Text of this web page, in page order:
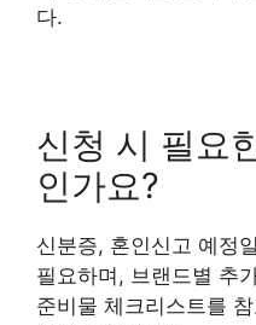
다.
신청 시 필요
인가요?
신분증, 혼인신고 예정
필요하며, 브랜드별 추
준비물 체크리스트를